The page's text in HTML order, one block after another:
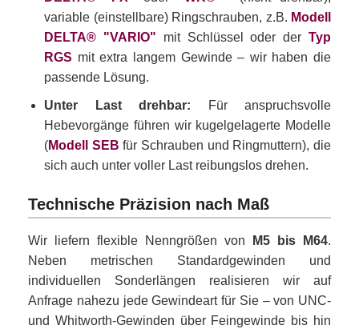
variable (einstellbare) Ringschrauben, z.B. Modell
DELTA® "VARIO" mit Schlüssel oder derTyp
RGS mit extra langem Gewinde – wir haben die
passende Lösung.
Unter Last drehbar: Für anspruchsvolle
Hebevorgänge führen wir kugelgelagerte Modelle
(Modell SEB für Schrauben und Ringmuttern), die
sich auch unter voller Last reibungslos drehen.
Technische Präzision nach Maß
Wir liefern flexible Nenngrößen von M5 bis M64.
Neben metrischen Standardgewinden und
individuellen Sonderlängen realisieren wir auf
Anfrage nahezu jede Gewindeart für Sie – von UNC-
und Whitworth-Gewinden über Feingewinde bis hin